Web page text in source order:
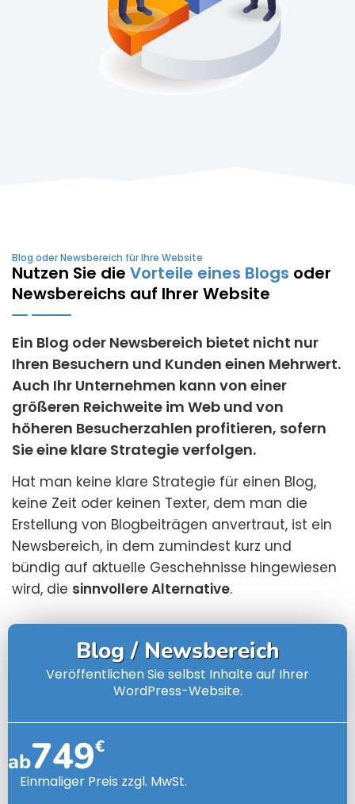
Blog oder Newsbereich für Ihre Website
Nutzen Sie die Vorteile eines Blogs oder
Newsbereichs auf Ihrer Website
Ein Blog oder Newsbereich bietet nicht nur
Ihren Besuchern und Kunden einen Mehrwert.
Auch Ihr Unternehmen kann von einer
größeren Reichweite im Web und von
höheren Besucherzahlen profitieren, sofern
Sie eine klare Strategie verfolgen.
Hat man keine klare Strategie für einen Blog,
keine Zeit oder keinen Texter, dem man die
Erstellung von Blogbeiträgen anvertraut, ist ein
Newsbereich, in dem zumindest kurz und
bündig auf aktuelle Geschehnisse hingewiesen
wird, die sinnvollere Alternative.
Blog / Newsbereich
Veröffentlichen Sie selbst Inhalte auf Ihrer
WordPress-Website.
ab749€
Einmaliger Preis zzgl. MwSt.